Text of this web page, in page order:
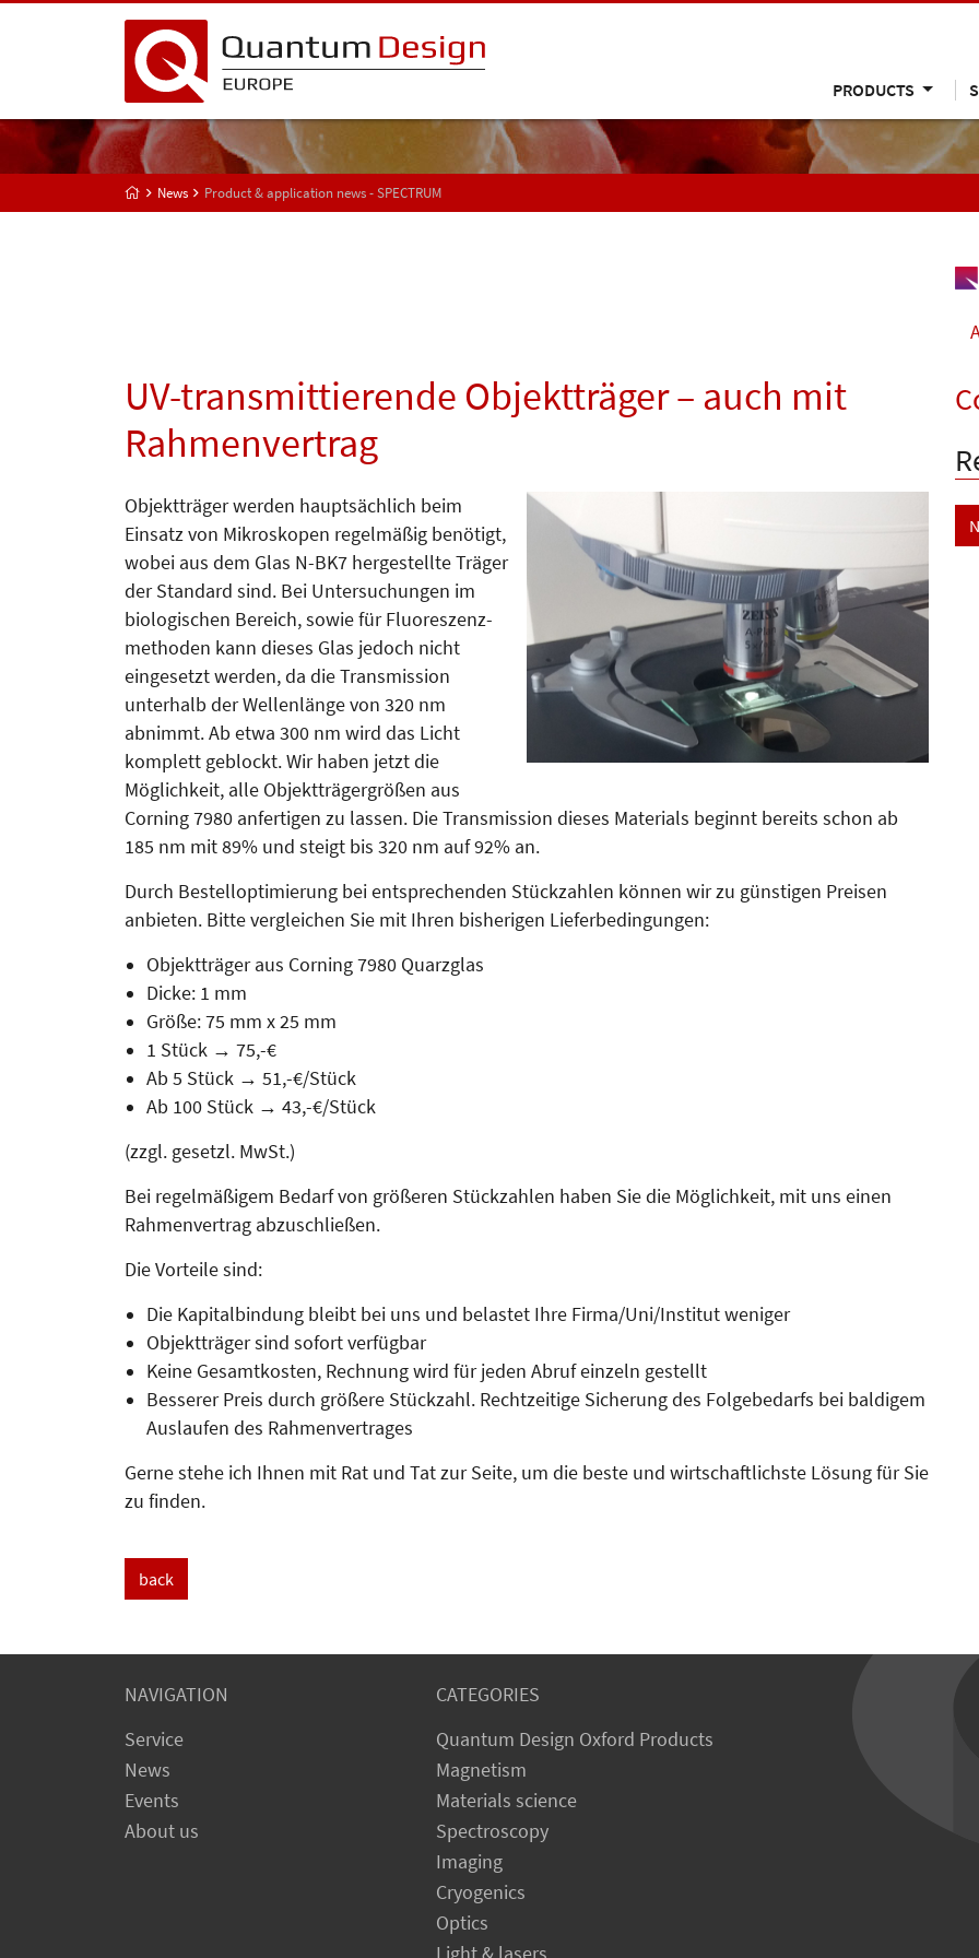
PRODUCTS
News Product & application news - SPECTRUM
UV-transmittierende Objektträger – auch mit
Rahmenvertrag
Objektträger werden hauptsächlich beim
Einsatz von Mikroskopen regel­mä­­ßig benötigt,
wobei aus dem Glas N-BK7 hergestellte Träger
der Stan­dard sind. Bei Untersuchungen im
biolo­gischen Bereich, sowie für Fluoreszenz­
methoden kann dieses Glas jedoch nicht
eingesetzt werden, da die Transmission
unterhalb der Wellenlänge von 320 nm
abnimmt. Ab etwa 300 nm wird das Licht
komplett geblockt. Wir haben jetzt die
Möglichkeit, alle Objektträgergrößen aus
Corning 7980 anfertigen zu lassen. Die Transmission dieses Materials beginnt bereits schon ab
185 nm mit 89% und steigt bis 320 nm auf 92% an.
Durch Bestelloptimierung bei entsprechenden Stückzahlen können wir zu günstigen Preisen
anbieten. Bitte vergleichen Sie mit Ihren bisherigen Lieferbedingungen:
Objektträger aus Corning 7980 Quarzglas
Dicke: 1 mm
Größe: 75 mm x 25 mm
1 Stück → 75,-€
Ab 5 Stück → 51,-€/Stück
Ab 100 Stück → 43,-€/Stück
(zzgl. gesetzl. MwSt.)
Bei regelmäßigem Bedarf von größeren Stückzahlen haben Sie die Mög­lich­keit, mit uns einen
Rahmen­vertrag abzuschließen.
Die Vorteile sind:
Die Kapitalbindung bleibt bei uns und belastet Ihre Firma/Uni/Institut weniger
Objektträger sind sofort verfügbar
Keine Gesamtkosten, Rechnung wird für jeden Abruf einzeln gestellt
Besserer Preis durch größere Stück­zahl. Rechtzeitige Sicherung des Folgebedarfs bei baldigem
Auslaufen des Rahmenvertrages
Gerne stehe ich Ihnen mit Rat und Tat zur Seite, um die beste und wirtschaftlichste Lösung für Sie
zu finden.
back
NAVIGATION
Service
News
Events
About us
CATEGORIES
Quantum Design Oxford Products
Magnetism
Materials science
Spectroscopy
Imaging
Cryogenics
Optics
Light & lasers